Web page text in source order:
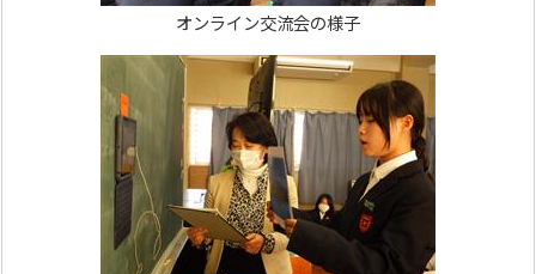
オンライン交流会の様子